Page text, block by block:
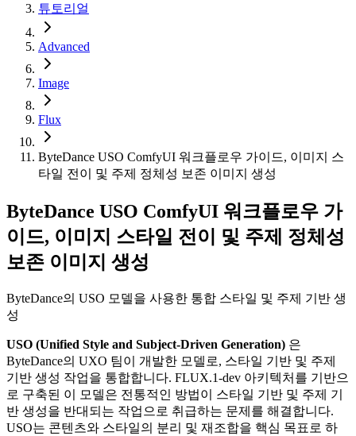
튜토리얼
Advanced
Image
Flux
ByteDance USO ComfyUI 워크플로우 가이드, 이미지 스
타일 전이 및 주제 정체성 보존 이미지 생성
ByteDance USO ComfyUI 워크플로우 가
이드, 이미지 스타일 전이 및 주제 정체성
보존 이미지 생성
ByteDance의 USO 모델을 사용한 통합 스타일 및 주제 기반 생
성
USO (Unified Style and Subject-Driven Generation) 은
ByteDance의 UXO 팀이 개발한 모델로, 스타일 기반 및 주제
기반 생성 작업을 통합합니다. FLUX.1-dev 아키텍처를 기반으
로 구축된 이 모델은 전통적인 방법이 스타일 기반 및 주제 기
반 생성을 반대되는 작업으로 취급하는 문제를 해결합니다.
USO는 콘텐츠와 스타일의 분리 및 재조합을 핵심 목표로 하